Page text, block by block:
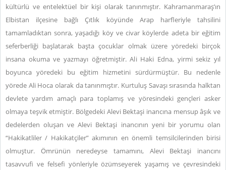
kültürlü ve entelektüel bir kişi olarak tanınmıştır. Kahramanmaraş’ın
Elbistan ilçesine bağlı Çıtlık köyünde Arap harfleriyle tahsilini
tamamladıktan sonra, yaşadığı köy ve civar köylerde adeta bir eğitim
seferberliği başlatarak başta çocuklar olmak üzere yöredeki birçok
insana okuma ve yazmayı öğretmiştir. Ali Haki Edna, yirmi sekiz yıl
boyunca yöredeki bu eğitim hizmetini sürdürmüştür. Bu nedenle
yörede Ali Hoca olarak da tanınmıştır. Kurtuluş Savaşı sırasında halktan
devlete yardım amaçlı para toplamış ve yöresindeki gençleri asker
olmaya teşvik etmiştir. Bölgedeki Alevi Bektaşi inancına mensup âşık ve
dedelerden oluşan ve Alevi Bektaşi inancının yeni bir yorumu olan
“Hakikatliler / Hakikatçiler” akımının en önemli temsilcilerinden birisi
olmuştur. Ömrünün neredeyse tamamını, Alevi Bektaşi inancını
tasavvufi ve felsefi yönleriyle özümseyerek yaşamış ve çevresindeki